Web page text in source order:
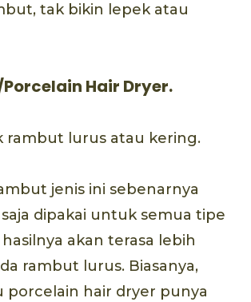
tak bikin lepek atau
Hair Dryer.
rambut lurus atau kering.
jenis ini sebenarnya
dipakai untuk semua tipe
akan terasa lebih
rambut lurus. Biasanya,
porcelain hair dryer punya